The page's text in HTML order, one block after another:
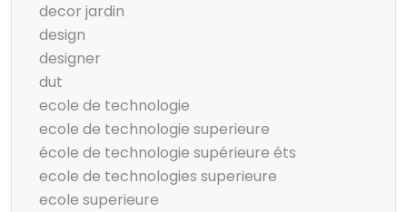
decor jardin
design
designer
dut
ecole de technologie
ecole de technologie superieure
école de technologie supérieure éts
ecole de technologies superieure
ecole superieure